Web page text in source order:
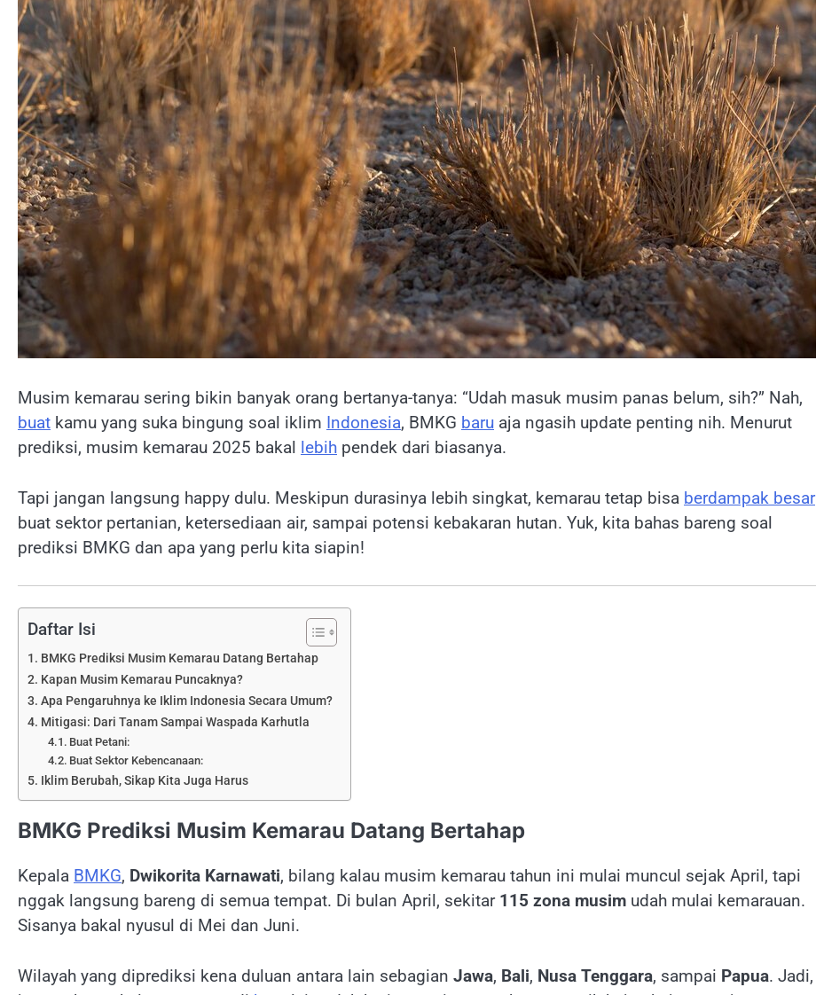
Musim kemarau sering bikin banyak orang bertanya-tanya: “Udah masuk musim panas belum, sih?” Nah,
buat kamu yang suka bingung soal iklim Indonesia, BMKG baru aja ngasih update penting nih. Menurut
prediksi, musim kemarau 2025 bakal lebih pendek dari biasanya.
Tapi jangan langsung happy dulu. Meskipun durasinya lebih singkat, kemarau tetap bisa berdampak besar
buat sektor pertanian, ketersediaan air, sampai potensi kebakaran hutan. Yuk, kita bahas bareng soal
prediksi BMKG dan apa yang perlu kita siapin!
Daftar Isi
BMKG Prediksi Musim Kemarau Datang Bertahap
Kapan Musim Kemarau Puncaknya?
Apa Pengaruhnya ke Iklim Indonesia Secara Umum?
Mitigasi: Dari Tanam Sampai Waspada Karhutla
Buat Petani:
Buat Sektor Kebencanaan:
Iklim Berubah, Sikap Kita Juga Harus
BMKG Prediksi Musim Kemarau Datang Bertahap
Kepala BMKG, Dwikorita Karnawati, bilang kalau musim kemarau tahun ini mulai muncul sejak April, tapi
nggak langsung bareng di semua tempat. Di bulan April, sekitar 115 zona musim udah mulai kemarauan.
Sisanya bakal nyusul di Mei dan Juni.
Wilayah yang diprediksi kena duluan antara lain sebagian Jawa, Bali, Nusa Tenggara, sampai Papua. Jadi,